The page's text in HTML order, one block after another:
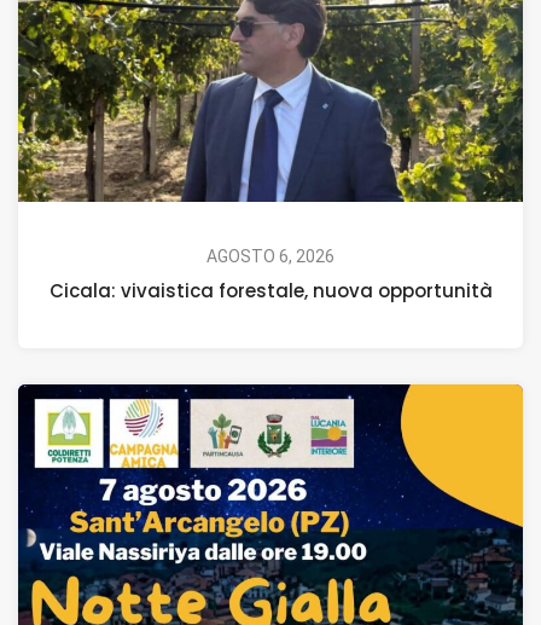
AGOSTO 6, 2026
Cicala: vivaistica forestale, nuova opportunità